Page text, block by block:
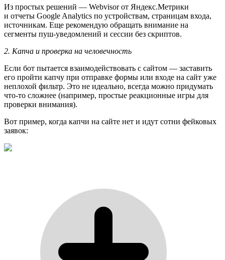
Из простых решений — Webvisor от Яндекс.Метрики
и отчеты Google Analytics по устройствам, страницам входа,
источникам. Еще рекомендую обращать внимание на
сегменты пуш-уведомлений и сессии без скриптов.
2. Капча и проверка на человечность
Если бот пытается взаимодействовать с сайтом — заставить
его пройти капчу при отправке формы или входе на сайт уже
неплохой фильтр. Это не идеально, всегда можно придумать
что-то сложнее (например, простые реакционные игры для
проверки внимания).
Вот пример, когда капчи на сайте нет и идут сотни фейковых
заявок: